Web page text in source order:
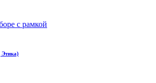
с рамкой
Этика)